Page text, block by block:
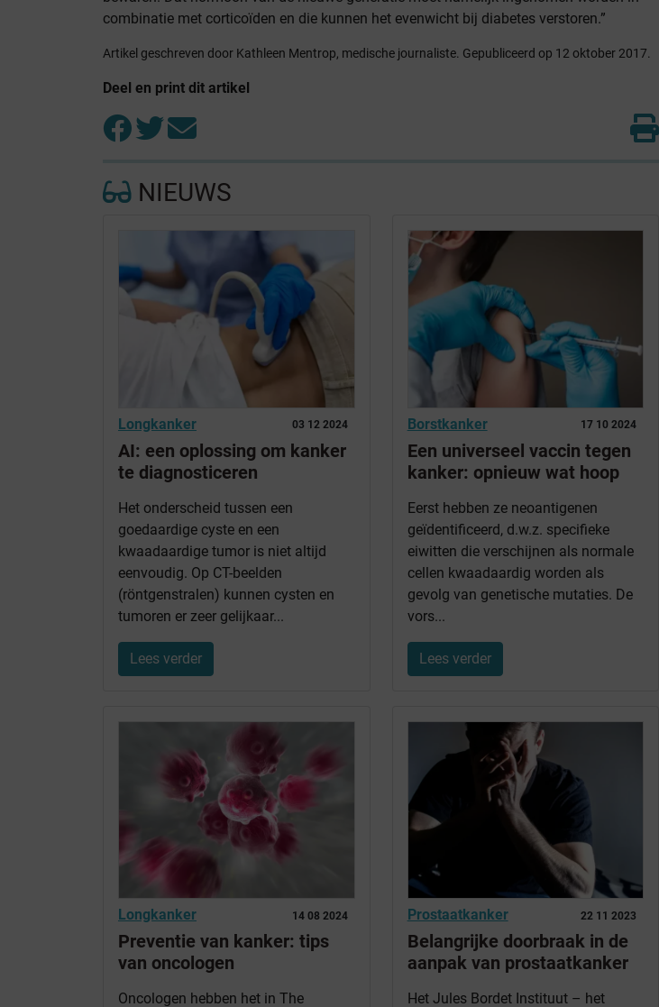
combinatie met corticoïden en die kunnen het evenwicht bij diabetes verstoren.”
Artikel geschreven door Kathleen Mentrop, medische journaliste. Gepubliceerd op 12 oktober 2017.
Deel en print dit artikel
NIEUWS
03 12 2024
Longkanker
AI: een oplossing om kanker
te diagnosticeren
Het onderscheid tussen een
goedaardige cyste en een
kwaadaardige tumor is niet altijd
eenvoudig. Op CT-beelden
(röntgenstralen) kunnen cysten en
tumoren er zeer gelijkaar...
Lees verder
17 10 2024
Borstkanker
Een universeel vaccin tegen
kanker: opnieuw wat hoop
Eerst hebben ze neoantigenen
geïdentificeerd, d.w.z. specifieke
eiwitten die verschijnen als normale
cellen kwaadaardig worden als
gevolg van genetische mutaties. De
vors...
Lees verder
14 08 2024
Longkanker
Preventie van kanker: tips
van oncologen
Oncologen hebben het in The
22 11 2023
Prostaatkanker
Belangrijke doorbraak in de
aanpak van prostaatkanker
Het Jules Bordet Instituut – het